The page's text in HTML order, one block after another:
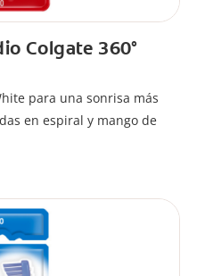
Colgate 360°
para una sonrisa más
en espiral y mango de